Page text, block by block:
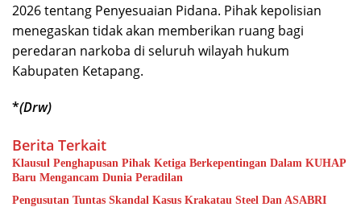
2026 tentang Penyesuaian Pidana. Pihak kepolisian
menegaskan tidak akan memberikan ruang bagi
peredaran narkoba di seluruh wilayah hukum
Kabupaten Ketapang.
*(Drw)
Berita Terkait
Klausul Penghapusan Pihak Ketiga Berkepentingan Dalam KUHAP
Baru Mengancam Dunia Peradilan
Pengusutan Tuntas Skandal Kasus Krakatau Steel Dan ASABRI